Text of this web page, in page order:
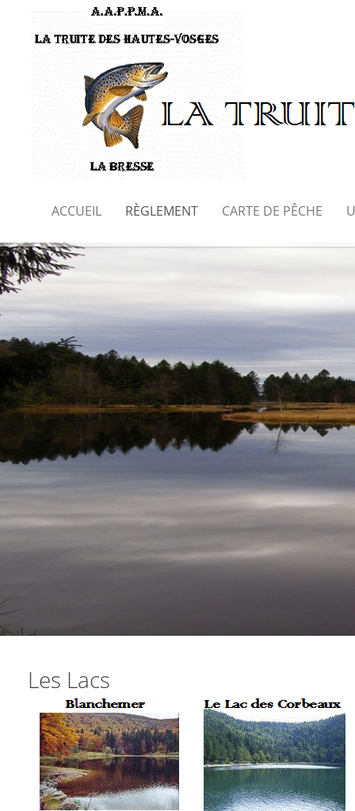
ACCUEIL RÈGLEMENT CARTE DE PÊCHE
Les Lacs